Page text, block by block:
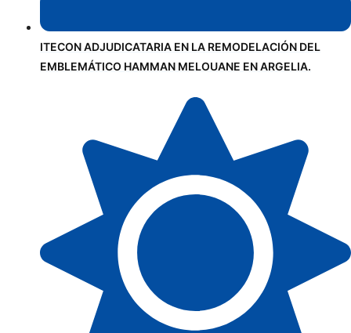
ITECON ADJUDICATARIA EN LA REMODELACIÓN DEL
EMBLEMÁTICO HAMMAN MELOUANE EN ARGELIA.